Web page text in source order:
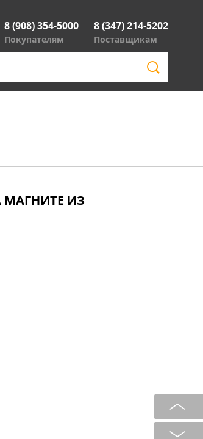
8 (908) 354-5000
Покупателям
8 (347) 214-5202
Поставщикам
ИЗ